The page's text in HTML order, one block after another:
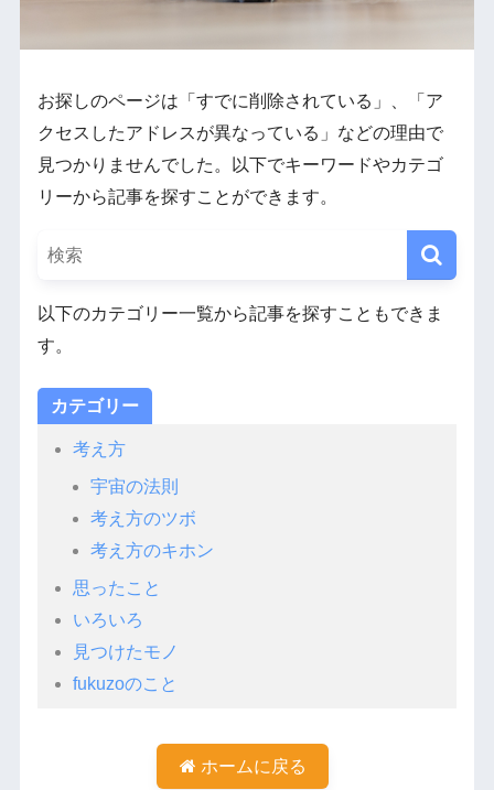
お探しのページは「すでに削除されている」、「ア
クセスしたアドレスが異なっている」などの理由で
見つかりませんでした。以下でキーワードやカテゴ
リーから記事を探すことができます。
以下のカテゴリー一覧から記事を探すこともできま
す。
カテゴリー
考え方
宇宙の法則
考え方のツボ
考え方のキホン
思ったこと
いろいろ
見つけたモノ
fukuzoのこと
ホームに戻る